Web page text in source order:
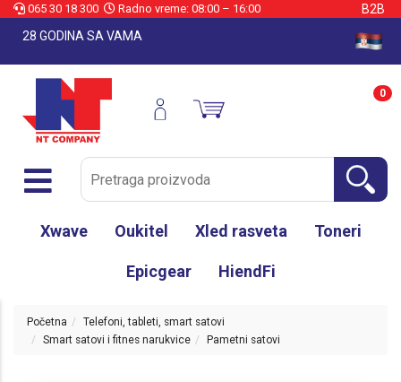
065 30 18 300 Radno vreme: 08:00 – 16:00
B2B
28 GODINA SA VAMA
Xwave Oukitel Xled rasveta Toneri
Epicgear HiendFi
0
Početna
Telefoni, tableti, smart satovi
Smart satovi i fitnes narukvice
Pametni satovi